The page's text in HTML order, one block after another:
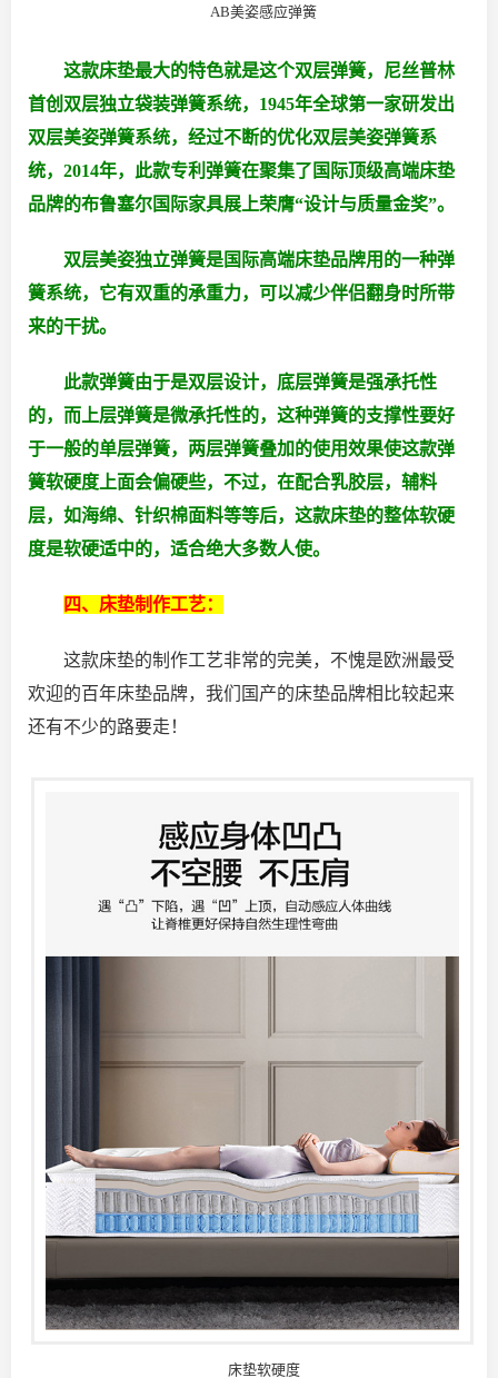
AB美姿感应弹簧
这款床垫最大的特色就是这个双层弹簧，尼丝普林
首创双层独立袋装弹簧系统，1945年全球第一家研发出
双层美姿弹簧系统，经过不断的优化双层美姿弹簧系
统，2014年，此款专利弹簧在聚集了国际顶级高端床垫
品牌的布鲁塞尔国际家具展上荣膺“设计与质量金奖”。
双层美姿独立弹簧是国际高端床垫品牌用的一种弹
簧系统，它有双重的承重力，可以减少伴侣翻身时所带
来的干扰。
此款弹簧由于是双层设计，底层弹簧是强承托性
的，而上层弹簧是微承托性的，这种弹簧的支撑性要好
于一般的单层弹簧，两层弹簧叠加的使用效果使这款弹
簧软硬度上面会偏硬些，不过，在配合乳胶层，辅料
层，如海绵、针织棉面料等等后，这款床垫的整体软硬
度是软硬适中的，适合绝大多数人使。
四、床垫制作工艺：
这款床垫的制作工艺非常的完美，不愧是欧洲最受
欢迎的百年床垫品牌，我们国产的床垫品牌相比较起来
还有不少的路要走！
床垫软硬度